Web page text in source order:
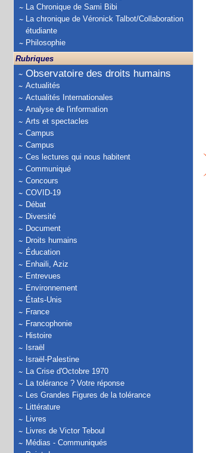
La Chronique de Sami Bibi
La chronique de Véronick Talbot/Collaboration
étudiante
Philosophie
Rubriques
Observatoire des droits humains
Actualités
Actualités Internationales
Analyse de l'information
Arts et spectacles
Campus
Campus
Ces lectures qui nous habitent
Communiqué
Concours
COVID-19
Débat
Diversité
Document
Droits humains
Éducation
Enhaili, Aziz
Entrevues
Environnement
États-Unis
France
Francophonie
Histoire
Israël
Israël-Palestine
La Crise d'Octobre 1970
La tolérance ? Votre réponse
Les Grandes Figures de la tolérance
Littérature
Livres
Livres de Victor Teboul
Médias - Communiqués